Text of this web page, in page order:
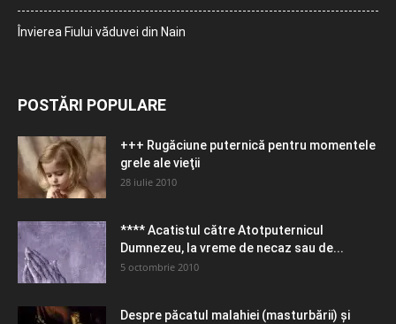
Învierea Fiului văduvei din Nain
POSTĂRI POPULARE
+++ Rugăciune puternică pentru momentele
grele ale vieţii
28 iulie 2010
**** Acatistul către Atotputernicul
Dumnezeu, la vreme de necaz sau de...
5 octombrie 2010
Despre păcatul malahiei (masturbării) şi